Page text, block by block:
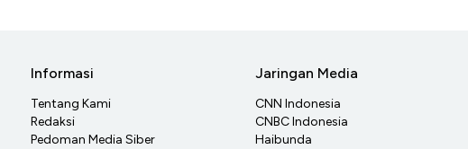
Informasi
Tentang Kami
Redaksi
Pedoman Media Siber
Jaringan Media
CNN Indonesia
CNBC Indonesia
Haibunda